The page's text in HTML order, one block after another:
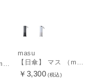
【日傘】 マス （masu） 無地 折りたたみ傘 【公式ムーンバット】 メンズ UV 晴雨兼用 プレゼント ギフト 軽量 晴雨兼用 グラスファイバー 楽々開閉
masu
【日傘】 マス （masu） ボーダー 折りたたみ傘 【公式ムーンバット】 メンズ UV 晴雨兼用 プレゼント ギフト 軽量 晴雨兼用 グラスファイバー 楽々開閉
￥3,300 (税込)